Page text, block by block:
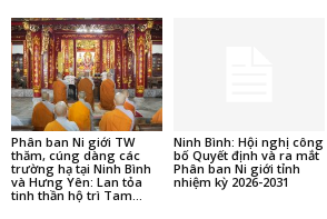
Phân ban Ni giới TW
thăm, cúng dàng các
trường hạ tại Ninh Bình
và Hưng Yên: Lan tỏa
tinh thần hộ trì Tam...
Ninh Bình: Hội nghị công
bố Quyết định và ra mắt
Phân ban Ni giới tỉnh
nhiệm kỳ 2026-2031